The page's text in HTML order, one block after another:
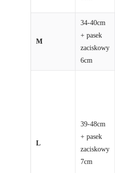
M
34-40cm
+ pasek
zaciskowy
6cm
L
39-48cm
+ pasek
zaciskowy
7cm